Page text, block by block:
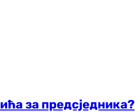
за предсједника?